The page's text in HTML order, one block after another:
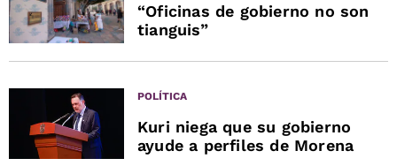
“Oficinas de gobierno no son
tianguis”
POLÍTICA
Kuri niega que su gobierno
ayude a perfiles de Morena